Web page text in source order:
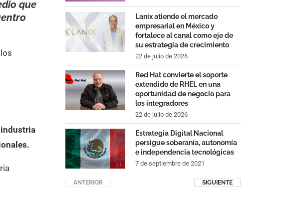
que
industria
Lanix atiende el mercado
empresarial en México y
fortalece al canal como eje de
su estrategia de crecimiento
22 de julio de 2026
Red Hat convierte el soporte
extendido de RHEL en una
oportunidad de negocio para
los integradores
22 de julio de 2026
Estrategia Digital Nacional
persigue soberanía, autonomía
e independencia tecnológicas
7 de septiembre de 2021
ANTERIOR SIGUIENTE